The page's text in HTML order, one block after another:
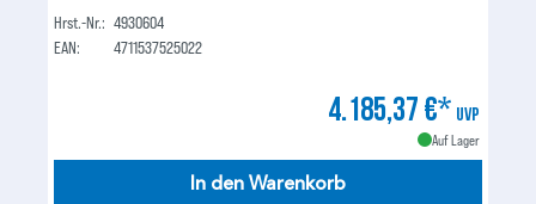
Hrst.-Nr.: 4930604
EAN:
4711537525022
4.185,37 €* UVP
Auf Lager
In den Warenkorb